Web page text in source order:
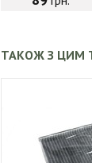
ТАКОЖ З ЦИМ